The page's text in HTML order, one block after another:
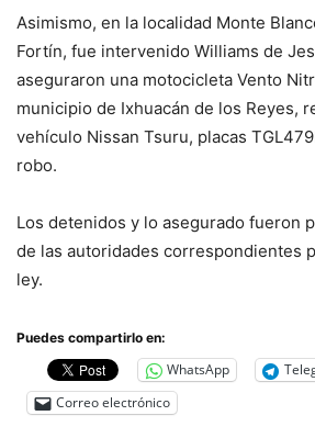
Asimismo, en la localidad Monte
Fortín, fue intervenido Williams de
aseguraron una motocicleta Vento
municipio de Ixhuacán de los Reyes,
vehículo Nissan Tsuru, placas
robo.
Los detenidos y lo asegurado fueron
de las autoridades correspondientes
ley.
Puedes compartirlo en:
WhatsApp
Correo electrónico